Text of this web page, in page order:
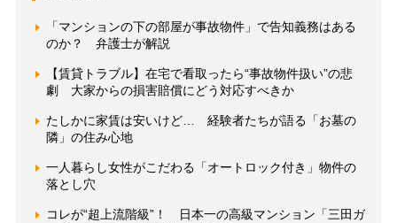
「マンションの下の部屋が事故物件」で告知義務はある
のか？ 弁護士が解説
【賃貸トラブル】在宅で看取ったら“事故物件扱い”の悲
劇 大家からの損害賠償にどう対応すべきか
たしかに家賃は安いけど… 経験者たちが語る「お墓の
隣」の住み心地
一人暮らし女性がこだわる「オートロック付き」物件の
落とし穴
コレが“超上流階級”！ 日本一の高級マンション「三田ガ